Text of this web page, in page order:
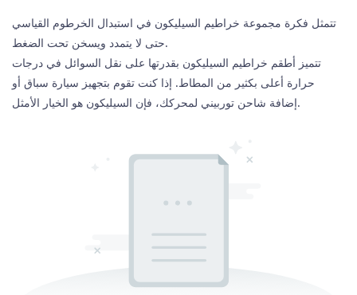
تتمثل فكرة مجموعة خراطيم السيليكون في استبدال الخرطوم القياسي
حتى لا يتمدد ويسخن تحت الضغط.
تتميز أطقم خراطيم السيليكون بقدرتها على نقل السوائل في درجات
حرارة أعلى بكثير من المطاط. إذا كنت تقوم بتجهيز سيارة سباق أو
إضافة شاحن توربيني لمحركك، فإن السيليكون هو الخيار الأمثل.